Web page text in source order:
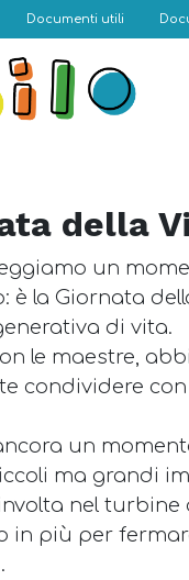
Documenti utili
della
un
è la Giornata
di vita.
le maestre,
condividere
un
ma grandi
nel turbine
in più per